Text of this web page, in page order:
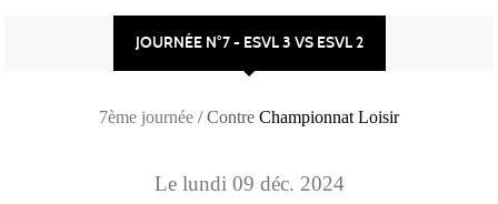
JOURNÉE N°7 - ESVL 3 VS ESVL 2
7ème journée / Contre Championnat Loisir
Le lundi 09 déc. 2024